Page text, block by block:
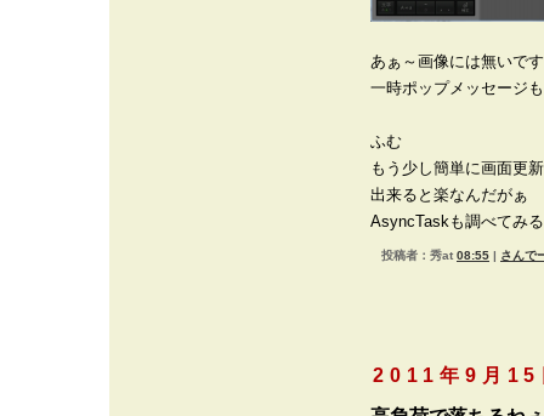
あぁ～画像には無いで
一時ポップメッセージ
ふむ
もう少し簡単に画面更
出来ると楽なんだがぁ
AsyncTaskも調べてみ
投稿者：秀at08:55 | さんで
2011年9月15